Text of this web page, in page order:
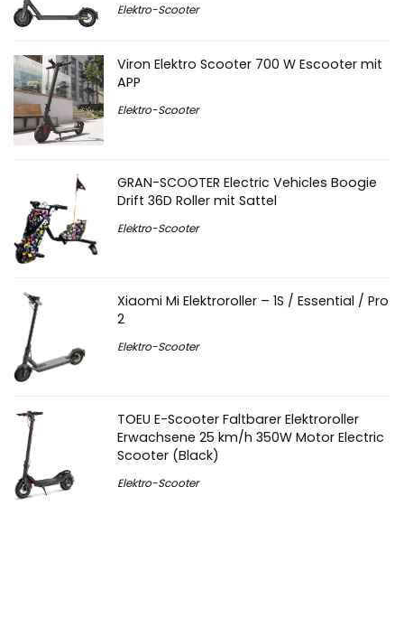
Elektro-Scooter
Viron Elektro Scooter 700 W Escooter mit
APP
Elektro-Scooter
GRAN-SCOOTER Electric Vehicles Boogie
Drift 36D Roller mit Sattel
Elektro-Scooter
Xiaomi Mi Elektroroller – 1S / Essential / Pro
2
Elektro-Scooter
TOEU E-Scooter Faltbarer Elektroroller
Erwachsene 25 km/h 350W Motor Electric
Scooter (Black)
Elektro-Scooter